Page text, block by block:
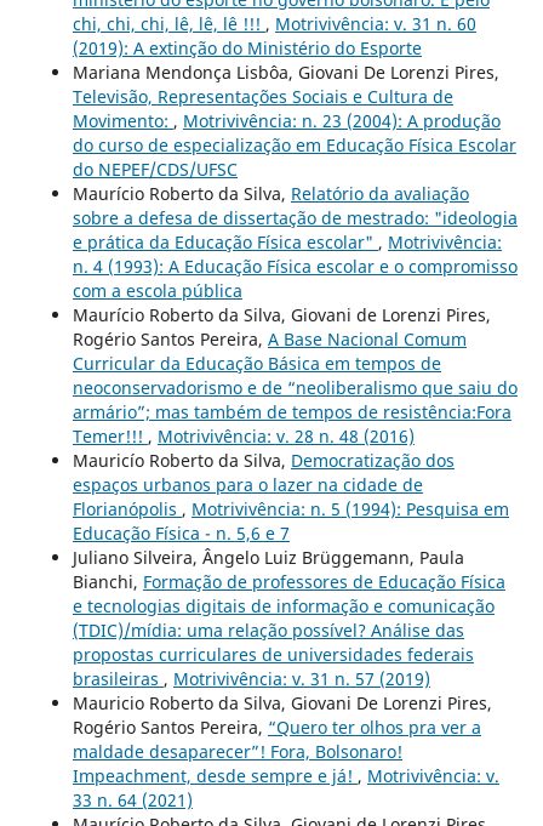
chi, chi, chi, lê, lê, lê !!! , Motrivivência: v. 31 n. 60
(2019): A extinção do Ministério do Esporte
Mariana Mendonça Lisbôa, Giovani De Lorenzi Pires,
Televisão, Representações Sociais e Cultura de
Movimento: , Motrivivência: n. 23 (2004): A produção
do curso de especialização em Educação Física Escolar
do NEPEF/CDS/UFSC
Maurício Roberto da Silva, Relatório da avaliação
sobre a defesa de dissertação de mestrado: "ideologia
e prática da Educação Física escolar" , Motrivivência:
n. 4 (1993): A Educação Física escolar e o compromisso
com a escola pública
Maurício Roberto da Silva, Giovani de Lorenzi Pires,
Rogério Santos Pereira, A Base Nacional Comum
Curricular da Educação Básica em tempos de
neoconservadorismo e de “neoliberalismo que saiu do
armário”; mas também de tempos de resistência:Fora
Temer!!! , Motrivivência: v. 28 n. 48 (2016)
Mauricío Roberto da Silva, Democratização dos
espaços urbanos para o lazer na cidade de
Florianópolis , Motrivivência: n. 5 (1994): Pesquisa em
Educação Física - n. 5,6 e 7
Juliano Silveira, Ângelo Luiz Brüggemann, Paula
Bianchi, Formação de professores de Educação Física
e tecnologias digitais de informação e comunicação
(TDIC)/mídia: uma relação possível? Análise das
propostas curriculares de universidades federais
brasileiras , Motrivivência: v. 31 n. 57 (2019)
Mauricio Roberto da Silva, Giovani De Lorenzi Pires,
Rogério Santos Pereira, “Quero ter olhos pra ver a
maldade desaparecer”! Fora, Bolsonaro!
Impeachment, desde sempre e já! , Motrivivência: v.
33 n. 64 (2021)